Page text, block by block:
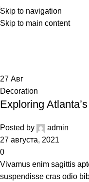
Skip to navigation
Skip to main content
Decoration
27 Авг
Decoration
Exploring
Posted by
admin
27 августа, 2021
0
Vivamus enim sagittis
suspendisse cras odio